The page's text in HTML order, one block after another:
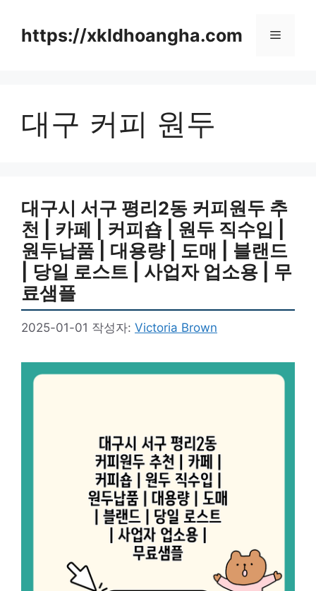
https://xkldhoangha.com 메
대구 커피 원두
대구시 서구 평리2동 커피원두 추
천 | 카페 | 커피숍 | 원두 직수입 |
원두납품 | 대용량 | 도매 | 블랜드
| 당일 로스트 | 사업자 업소용 | 무
료샘플
2025-01-01 작성자: Victoria Brown